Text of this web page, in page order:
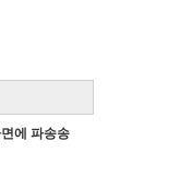
에 파송송